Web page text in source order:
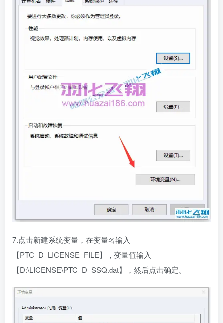
7.点击新建系统变量，在变量名输入
【PTC_D_LICENSE_FILE】，变量值输入
【D:\LICENSE\PTC_D_SSQ.dat】，然后点击确定。